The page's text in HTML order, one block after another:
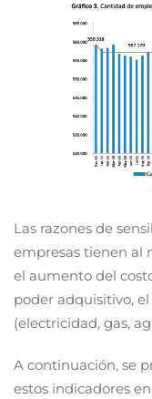
Las razones de
empresas tienen al
el aumento del
poder adquisitivo,
(electricidad, gas,
A continuación, se
estos indicadores